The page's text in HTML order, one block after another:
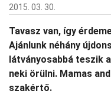
2015. 03. 30.
Tavasz van, így
Ajánlunk néhány
látványosabbá teszik
neki örülni. Mamas
szakértő.